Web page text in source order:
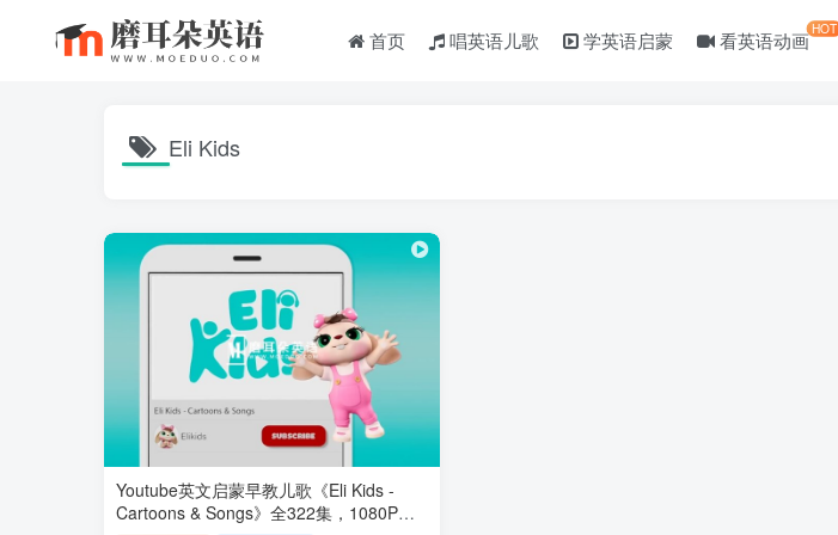
首页 唱英语儿歌 学英语启蒙 看英语动画HOT
Eli Kids
Youtube英文启蒙早教儿歌《Eli Kids -
Cartoons & Songs》全322集，1080P高